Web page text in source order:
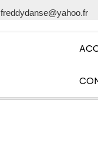
freddydanse@yahoo.fr